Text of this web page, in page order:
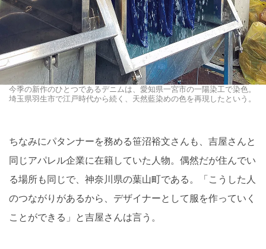
今季の新作のひとつであるデニムは、愛知県一宮市の一陽染工で染色。
埼玉県羽生市で江戸時代から続く、天然藍染めの色を再現したという。
ちなみにパタンナーを務める笹沼裕文さんも、吉屋さんと
同じアパレル企業に在籍していた人物。偶然だが住んでい
る場所も同じで、神奈川県の葉山町である。「こうした人
のつながりがあるから、デザイナーとして服を作っていく
ことができる」と吉屋さんは言う。